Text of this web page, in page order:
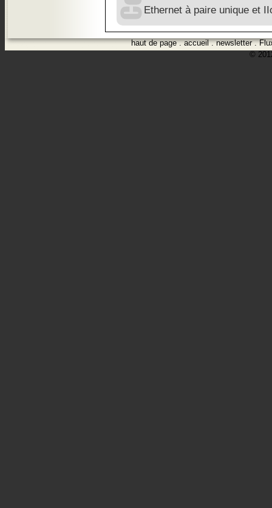
Ethernet à paire unique et
haut de page.accueil.newsletter.
©